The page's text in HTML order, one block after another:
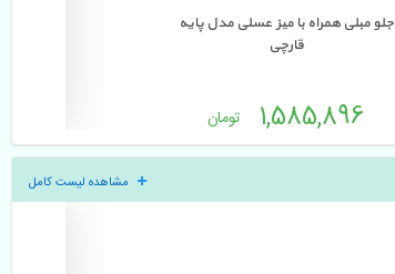
جلو مبلی همراه با میز عسلی مدل پایه
قارچی
1,585,896 تومان
مشاهده لیست کامل